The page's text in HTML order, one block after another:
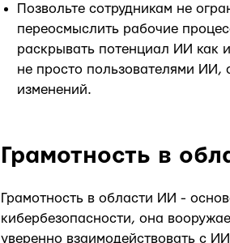
Позвольте сотрудникам не
переосмыслить рабочие
раскрывать потенциал ИИ как
не просто пользователями
изменений.
Грамотность в
Грамотность в области ИИ -
кибербезопасности, она
уверенно взаимодействовать с